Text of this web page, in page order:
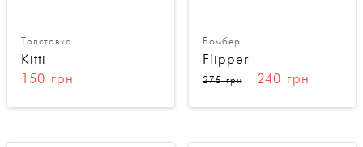
Толстовка
Kitti
150 грн
Бомбер
Flipper
275 грн 240 грн